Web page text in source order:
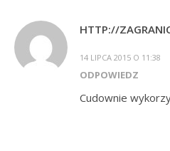
HTTP://
14 LIPCA 2015 O 11:38
ODPOWIEDZ
Cudownie